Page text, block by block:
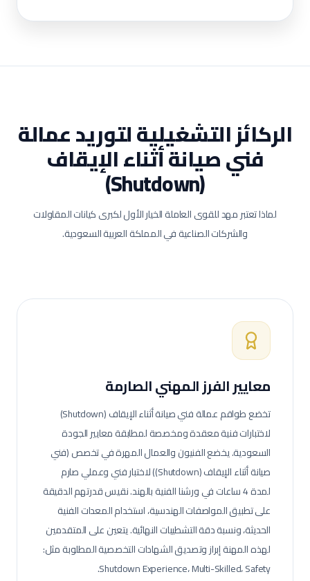
الركائز التشغيلية لتوريد عمالة
فني صيانة أثناء الإيقاف
(Shutdown)
لماذا تعتبر مهد للقوى العاملة الخيار الأول لكبرى كيانات المقاولات
والشركات الصناعية في المملكة العربية السعودية.
معايير الفرز المهني الصارمة
تخضع طواقم عمالةفني صيانة أثناء الإيقاف (Shutdown)
لاختبارات فنية معقدة ومخصصة لمطابقة معايير الجودة
السعودية.يخضع الفنيون والعمال المهرة في تخصص (فني
صيانة أثناء الإيقاف (Shutdown)) لاختبار فني وعملي صارم
لمدة 4 ساعات في ورشنا الفنية بالهند. نقيس قدرتهم الدقيقة
على تطبيق المواصفات الهندسية، استخدام المعدات الفنية
الحديثة، ونسبة دقة التشطيبات النهائية.يتعين على المتقدمين
لهذه المهنة إبراز وتصديق الشهادات التخصصية المطلوبة مثل:
Shutdown Experience، Multi-Skilled، Safety.